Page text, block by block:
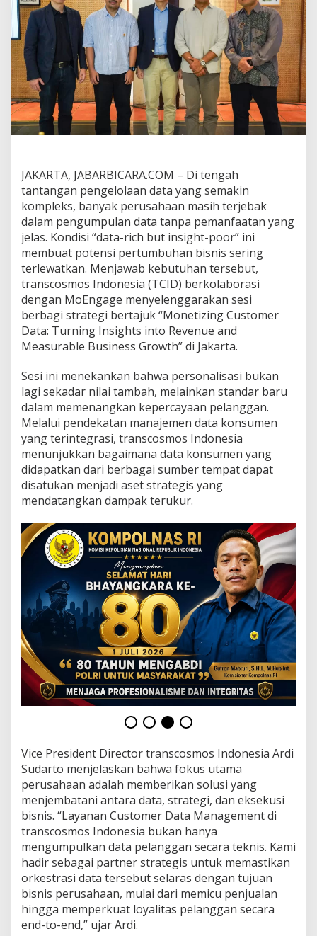
a
g
e
m
e
n
u
n
c
i
D
r
o
n
g
P
e
r
f
o
m
a
B
i
s
n
s
d
i
E
a
P
e
r
s
o
n
a
l
i
s
a
s
i
B
e
r
a
s
s
D
a
t
a
JAKARTA, JABARBICARA.COM – Di tengah
tantangan pengelolaan data yang semakin
kompleks, banyak perusahaan masih terjebak
dalam pengumpulan data tanpa pemanfaatan yang
jelas. Kondisi “data-rich but insight-poor” ini
membuat potensi pertumbuhan bisnis sering
terlewatkan. Menjawab kebutuhan tersebut,
transcosmos Indonesia (TCID) berkolaborasi
dengan MoEngage menyelenggarakan sesi
berbagi strategi bertajuk “Monetizing Customer
Data: Turning Insights into Revenue and
Measurable Business Growth” di Jakarta.
Sesi ini menekankan bahwa personalisasi bukan
lagi sekadar nilai tambah, melainkan standar baru
dalam memenangkan kepercayaan pelanggan.
Melalui pendekatan manajemen data konsumen
yang terintegrasi, transcosmos Indonesia
menunjukkan bagaimana data konsumen yang
didapatkan dari berbagai sumber tempat dapat
disatukan menjadi aset strategis yang
mendatangkan dampak terukur.
Vice President Director transcosmos Indonesia Ardi
Sudarto menjelaskan bahwa fokus utama
perusahaan adalah memberikan solusi yang
menjembatani antara data, strategi, dan eksekusi
bisnis. “Layanan Customer Data Management di
transcosmos Indonesia bukan hanya
mengumpulkan data pelanggan secara teknis. Kami
hadir sebagai partner strategis untuk memastikan
orkestrasi data tersebut selaras dengan tujuan
bisnis perusahaan, mulai dari memicu penjualan
hingga memperkuat loyalitas pelanggan secara
end-to-end,” ujar Ardi.